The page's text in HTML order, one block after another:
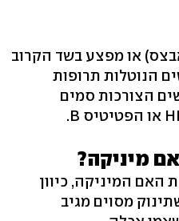
או מפצע בשד הקרוב
הנוטלות תרופות
הצורכות סמים
מיניקה?
האם המיניקה, כיוון
מסוים מגיב